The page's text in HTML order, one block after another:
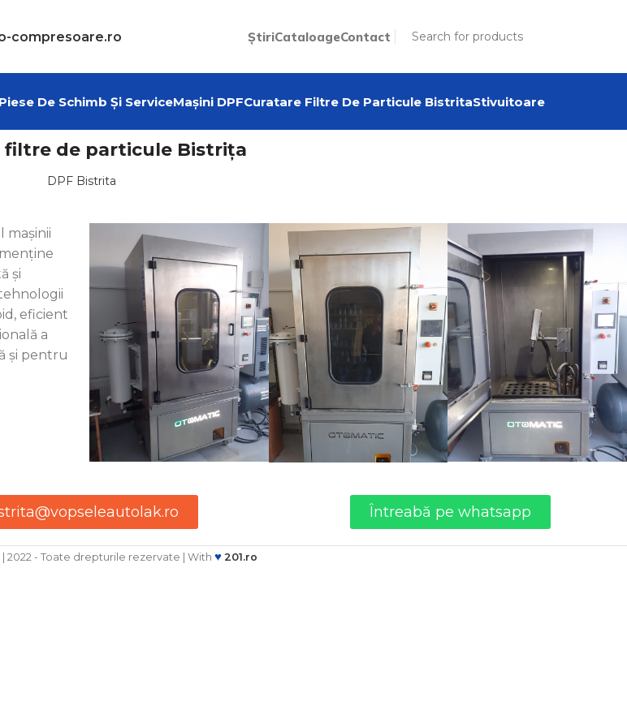
compresoare.ro ȘtiriCataloageContact
Piese De Schimb Și ServiceMașini DPFCuratare Filtre De Particule BistritaStivuitoare
filtre de particule Bistrița
DPF Bistrita
mașinii
și
eficient
a
și pentru
Întreabă pe whatsapp
2022 - Toate drepturile rezervate | With ♥ 201.ro